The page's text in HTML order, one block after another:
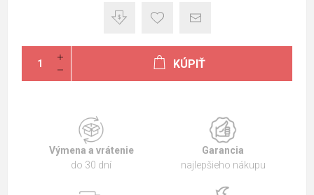
KÚPIŤ
Výmena a vrátenie
do 30 dní
Garancia
najlepšieho nákupu